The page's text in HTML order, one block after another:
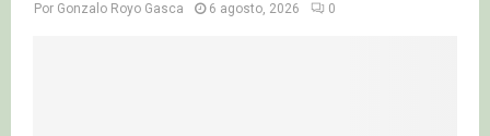
Por Gonzalo Royo Gasca 6 agosto, 2026 0